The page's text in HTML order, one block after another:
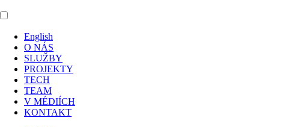
English
O NÁS
SLUŽBY
PROJEKTY
TECH
TEAM
V MÉDIÍCH
KONTAKT